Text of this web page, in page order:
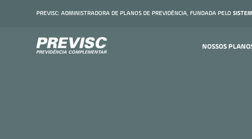
PREVISC: ADMINISTRADORA DE PLANOS DE PREVIDÊNCIA, FUNDADA PELO
NOSSOS